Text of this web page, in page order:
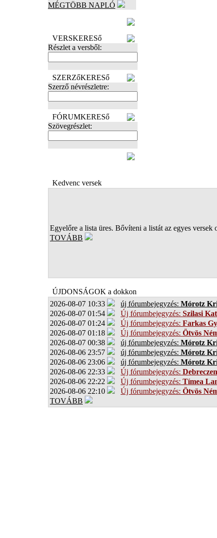
MÉGTÖBB NAPLÓ
VERSKERESő
Részlet a versből:
SZERZőKERESő
Szerző névrészletre:
FÓRUMKERESő
Szövegrészlet:
Kedvenc versek
Egyelőre a lista üres. Bővíteni a listát az egyes versek
TOVÁBB
ÚJDONSÁGOK a dokkon
2026-08-07 10:33
új fórumbejegyzés: Mórotz
2026-08-07 01:54
Új fórumbejegyzés: Szilasi
2026-08-07 01:24
Új fórumbejegyzés: Farkas
2026-08-07 01:18
Új fórumbejegyzés: Ötvös
2026-08-07 00:38
új fórumbejegyzés: Mórotz
2026-08-06 23:57
új fórumbejegyzés: Mórotz
2026-08-06 23:06
új fórumbejegyzés: Mórotz
2026-08-06 22:33
Új fórumbejegyzés:
2026-08-06 22:22
Új fórumbejegyzés: Tímea
2026-08-06 22:10
Új fórumbejegyzés: Ötvös
TOVÁBB